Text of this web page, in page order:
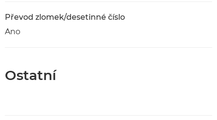
Převod zlomek/desetinné číslo
Ano
Ostatní